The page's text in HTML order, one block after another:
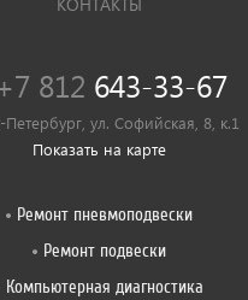
812 643-33-67
Петербург, ул. Софийская, 8, к.1
Показать на карте
Ремонт пневмоподвески
Ремонт подвески
Компьютерная диагностика